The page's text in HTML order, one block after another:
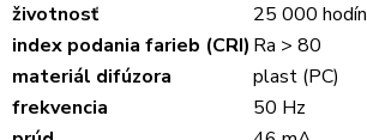
životnosť
25 000 hodín
index podania farieb (CRI) Ra > 80
materiál difúzora
plast (PC)
frekvencia
50 Hz